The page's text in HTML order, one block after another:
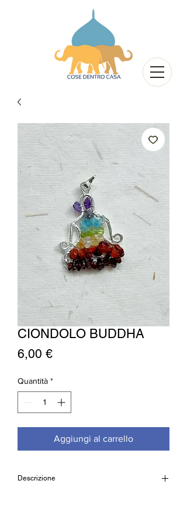
CIONDOLO BUDDHA
6,00 €Prezzo
Quantità *
Aggiungi al carrello
Descrizione